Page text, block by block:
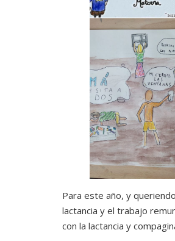
Para este año, y
lactancia y el trabajo
con la lactancia y